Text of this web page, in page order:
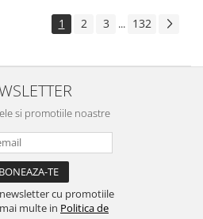
1 2 3 ... 132
si promotiile noastre
cu promotiile
multe in Politica de